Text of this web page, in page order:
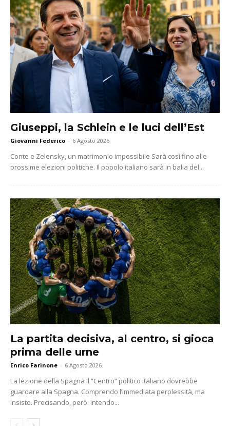
Giuseppi, la Schlein e le luci dell’Est
Giovanni Federico - 6 Agosto 2026
Conte e Zelensky, un matrimonio impossibile Sarà così fino alle
prossime elezioni politiche. Il popolo italiano sarà in balia del...
La partita decisiva, al centro, si gioca
prima delle urne
Enrico Farinone - 6 Agosto 2026
La lezione della Spagna Il “Centro” politico italiano dovrebbe
guardare alla Spagna. Comprendo l’immediata perplessità, ma
insisto. Precisando, però: intendo...